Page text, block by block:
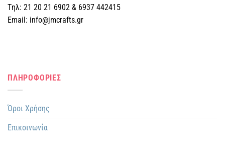
Tηλ: 21 20 21 6902 & 6937 442415
Email: info@jmcrafts.gr
ΠΛΗΡΟΦΟΡΙΕΣ
Όροι Χρήσης
Επικοινωνία